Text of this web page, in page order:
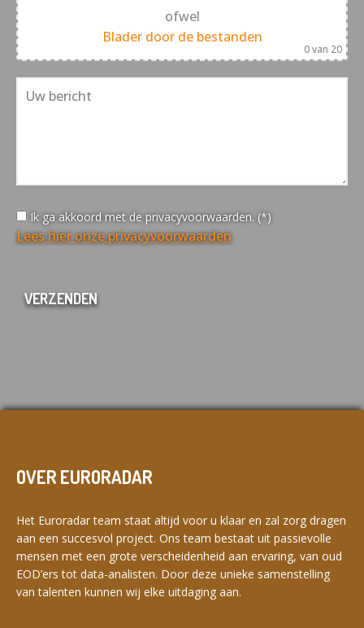
ofwel
Blader door de bestanden
0van 20
Ik ga akkoord met de privacyvoorwaarden. (*)
Lees hier onze privacyvoorwaarden
OVER EURORADAR
Het Euroradar team staat altijd voor u klaar en zal zorg dragen
aan een succesvol project. Ons team bestaat uit passievolle
mensen met een grote verscheidenheid aan ervaring, van oud
EOD’ers tot data-analisten. Door deze unieke samenstelling
van talenten kunnen wij elke uitdaging aan.